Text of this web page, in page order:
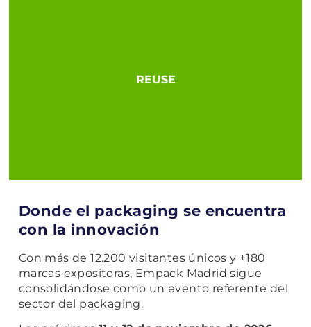
procesos de packaging más eficientes,
REUSE
Soluciones reutilizables, modelos circulares y
nuevas formas de reducir el impacto ambiental
a través del packaging.
Donde el packaging se encuentra
con la innovación
Con más de 12.200 visitantes únicos y +180
marcas expositoras, Empack Madrid sigue
consolidándose como un evento referente del
sector del packaging.